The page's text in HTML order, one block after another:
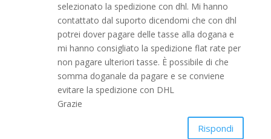
selezionato la spedizione con dhl. Mi hanno
contattato dal suporto dicendomi che con dhl
potrei dover pagare delle tasse alla dogana e
mi hanno consigliato la spedizione flat rate per
non pagare ulteriori tasse. È possibile di che
somma doganale da pagare e se conviene
evitare la spedizione con DHL
Grazie
Rispondi